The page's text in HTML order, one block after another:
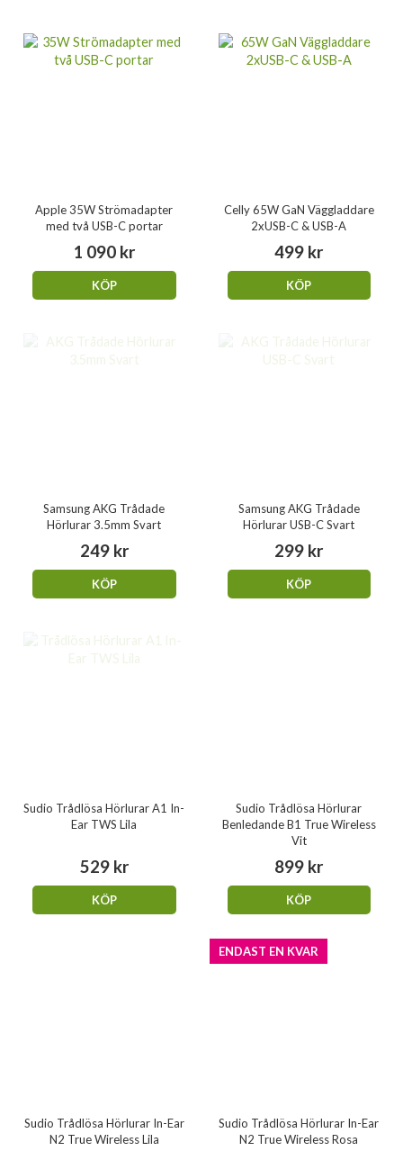
Apple 35W Strömadapter
med två USB-C portar
1 090 kr
KÖP
Celly 65W GaN Väggladdare
2xUSB-C & USB-A
499 kr
KÖP
Samsung AKG Trådade
Hörlurar 3.5mm Svart
249 kr
KÖP
Samsung AKG Trådade
Hörlurar USB-C Svart
299 kr
KÖP
Sudio Trådlösa Hörlurar A1 In-
Ear TWS Lila
529 kr
KÖP
Sudio Trådlösa Hörlurar
Benledande B1 True Wireless
Vit
899 kr
KÖP
Sudio Trådlösa Hörlurar In-Ear
N2 True Wireless Lila
ENDAST EN KVAR
Sudio Trådlösa Hörlurar In-Ear
N2 True Wireless Rosa